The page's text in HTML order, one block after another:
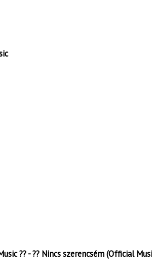
?? - ?? Nincs szerencsém (Official